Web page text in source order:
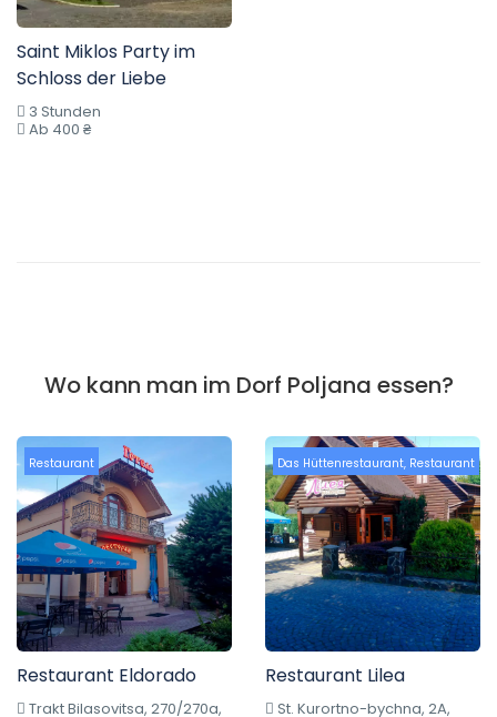
Saint Miklos Party im
Schloss der Liebe
3 Stunden
Ab 400 ₴
Wo kann man im Dorf Poljana essen?
Restaurant
Restaurant Eldorado
Trakt Bilasovitsa, 270/270a,
Das Hüttenrestaurant, Restaurant
Restaurant Lilea
St. Kurortno-bychna, 2A,